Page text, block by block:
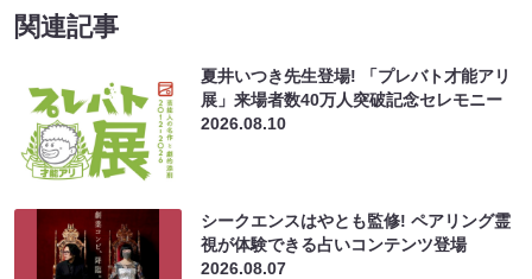
関連記事
夏井いつき先生登場! 「プレバト才能アリ
展」来場者数40万人突破記念セレモニー
2026.08.10
シークエンスはやとも監修! ペアリング霊
視が体験できる占いコンテンツ登場
2026.08.07